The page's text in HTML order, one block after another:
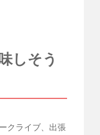
しそう
クライブ、出張